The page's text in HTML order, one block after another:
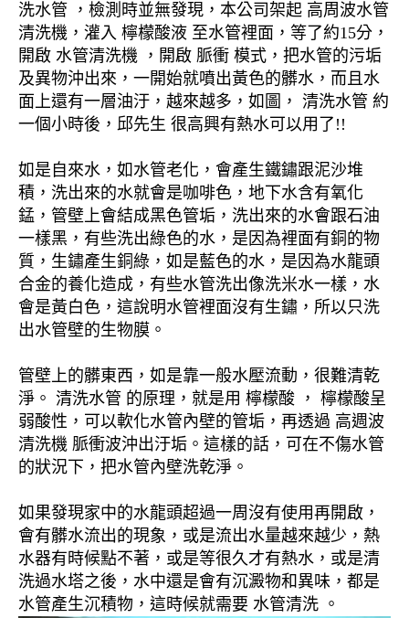
洗水管 ，檢測時並無發現，本公司架起 高周波水管
清洗機，灌入 檸檬酸液 至水管裡面，等了約15分，
開啟 水管清洗機 ，開啟 脈衝 模式，把水管的污垢
及異物沖出來，一開始就噴出黃色的髒水，而且水
面上還有一層油汙，越來越多，如圖， 清洗水管 約
一個小時後，邱先生 很高興有熱水可以用了!!
如是自來水，如水管老化，會產生鐵鏽跟泥沙堆
積，洗出來的水就會是咖啡色，地下水含有氧化
錳，管壁上會結成黑色管垢，洗出來的水會跟石油
一樣黑，有些洗出綠色的水，是因為裡面有銅的物
質，生鏽產生銅綠，如是藍色的水，是因為水龍頭
合金的養化造成，有些水管洗出像洗米水一樣，水
會是黃白色，這說明水管裡面沒有生鏽，所以只洗
出水管壁的生物膜。
管壁上的髒東西，如是靠一般水壓流動，很難清乾
淨。 清洗水管 的原理，就是用 檸檬酸 ， 檸檬酸呈
弱酸性，可以軟化水管內壁的管垢，再透過 高週波
清洗機 脈衝波沖出汙垢。這樣的話，可在不傷水管
的狀況下，把水管內壁洗乾淨。
如果發現家中的水龍頭超過一周沒有使用再開啟，
會有髒水流出的現象，或是流出水量越來越少，熱
水器有時候點不著，或是等很久才有熱水，或是清
洗過水塔之後，水中還是會有沉澱物和異味，都是
水管產生沉積物，這時候就需要 水管清洗 。